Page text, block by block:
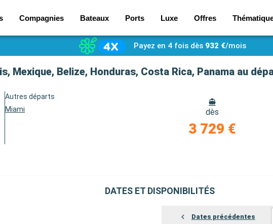
Compagnies Bateaux Ports Luxe Offres
Payez en 4 fois dès 932 €/mois
Mexique, Belize, Honduras, Costa Rica, Panama au
Autres départs
Miami
dès
3 729 €
DATES ET DISPONIBILITÉS
Dates précédentes